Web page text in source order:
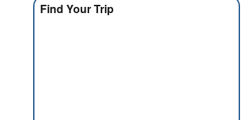
Find Your Trip